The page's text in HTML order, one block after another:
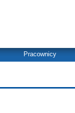
Pracownicy